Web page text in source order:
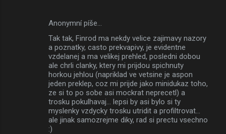
Anonymní píše…
Tak tak, Finrod ma nekdy velice zajimavy nazory
a poznatky, casto prekvapivy, je evidentne
vzdelanej a ma velikej prehled, posledni dobou
ale chrli clanky, ktery mi prijdou spichnuty
horkou jehlou (napriklad ve vetsine je aspon
jeden preklep, coz mi prijde jako minidukaz toho,
ze si to po sobe asi mockrat neprecetl) a
trosku pokulhavaj... lepsi by asi bylo si ty
myslenky vzdycky trosku utridit a profiltrovat...
ale jinak samozrejme diky, rad si prectu vsechno
:)